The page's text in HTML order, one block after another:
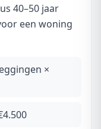
40–50 jaar
een woning
×